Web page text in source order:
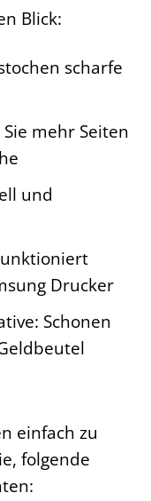
Blick:
scharfe
mehr Seiten
und
Drucker
Schonen
einfach zu
folgende